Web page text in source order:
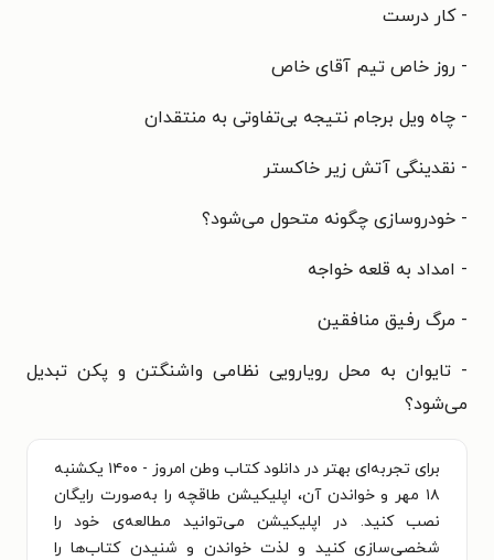
- کار درست
- روز خاص تیم آقای خاص
- چاه ویل برجام نتیجه بی‌تفاوتی به منتقدان
- نقدینگی آتش زیر خاکستر
- خودروسازی چگونه متحول می‌شود؟
- امداد به قلعه‌ خواجه
- مرگ رفیق منافقین
- تایوان به محل رویارویی نظامی واشنگتن و پکن تبدیل
می‌شود؟
برای تجربه‌ای بهتر در دانلود کتاب وطن امروز - ۱۴۰۰ يکشنبه
۱۸ مهر و خواندن آن، اپلیکیشن طاقچه را به‌صورت رایگان
نصب کنید. در اپلیکیشن می‌توانید مطالعه‌ی خود را
شخصی‌سازی کنید و لذت خواندن و شنیدن کتاب‌ها را